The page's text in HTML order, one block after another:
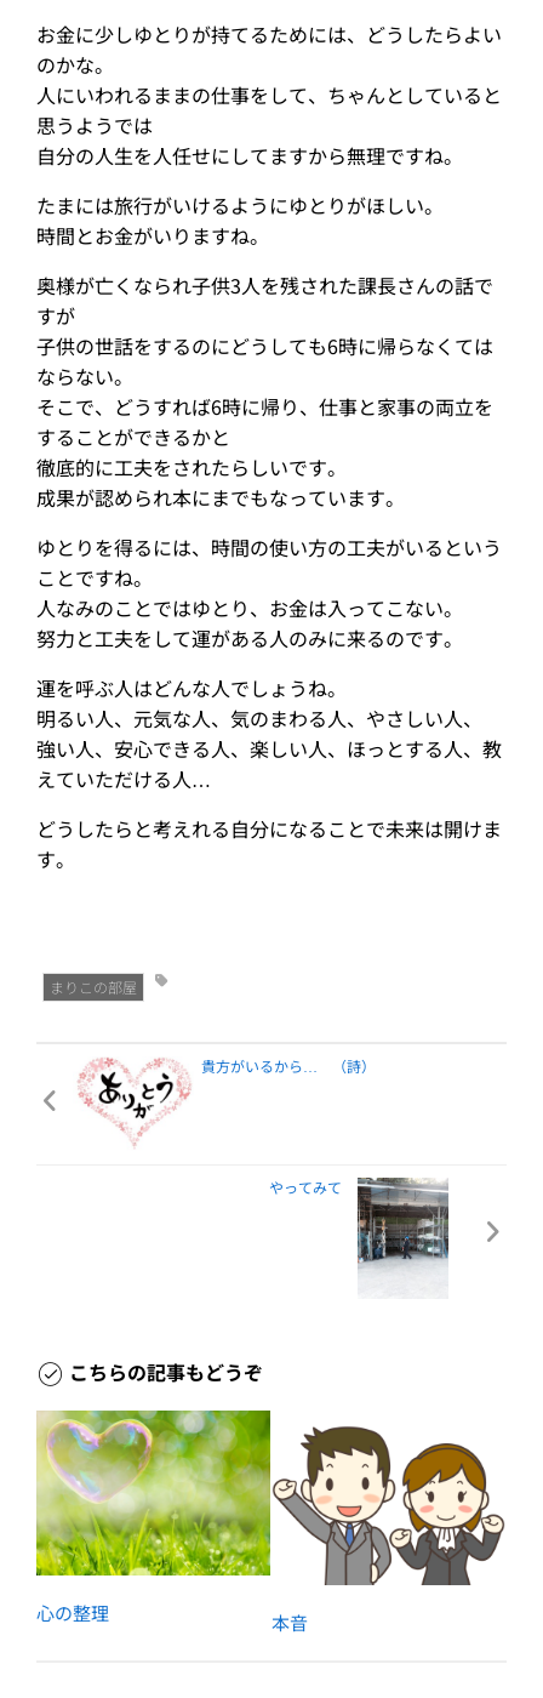
お金に少しゆとりが持てるためには、どうしたらよい
のかな。
人にいわれるままの仕事をして、ちゃんとしていると
思うようでは
自分の人生を人任せにしてますから無理ですね。
たまには旅行がいけるようにゆとりがほしい。
時間とお金がいりますね。
奥様が亡くなられ子供3人を残された課長さんの話で
すが
子供の世話をするのにどうしても6時に帰らなくては
ならない。
そこで、どうすれば6時に帰り、仕事と家事の両立を
することができるかと
徹底的に工夫をされたらしいです。
成果が認められ本にまでもなっています。
ゆとりを得るには、時間の使い方の工夫がいるという
ことですね。
人なみのことではゆとり、お金は入ってこない。
努力と工夫をして運がある人のみに来るのです。
運を呼ぶ人はどんな人でしょうね。
明るい人、元気な人、気のまわる人、やさしい人、
強い人、安心できる人、楽しい人、ほっとする人、教
えていただける人…
どうしたらと考えれる自分になることで未来は開けま
す。
まりこの部屋
貴方がいるから… （詩）
やってみて
こちらの記事もどうぞ
心の整理 本音